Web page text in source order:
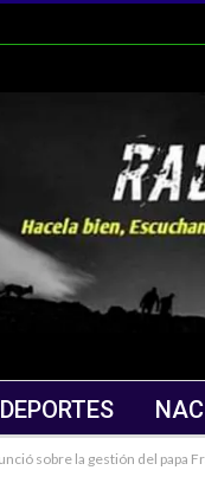
DEPORTES
sobre la gestión del papa